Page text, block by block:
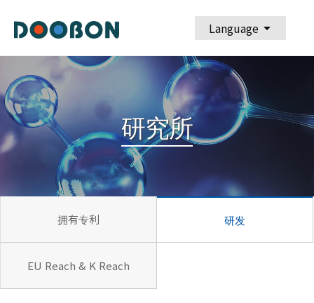
Language arrow_drop_down
研究所
拥有专利 研发
EU Reach & K Reach